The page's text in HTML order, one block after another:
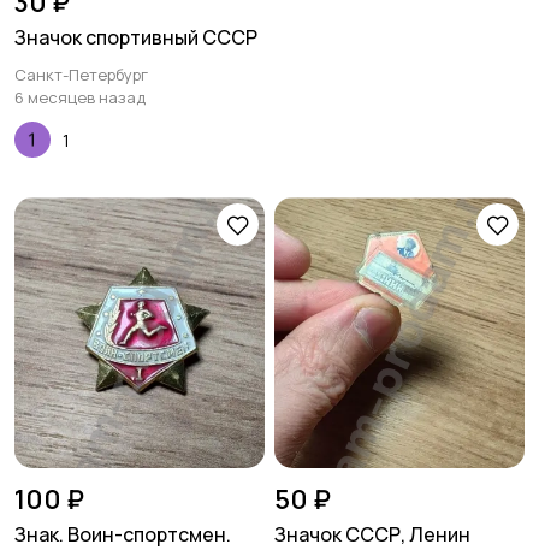
Значок спортивный СССР
Санкт-Петербург
6 месяцев назад
1
100 ₽
Знак. Воин-спортсмен.
50 ₽
Значок СССР, Ленин